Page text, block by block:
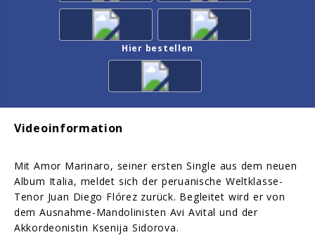
Hier bestellen
Videoinformation
Mit Amor Marinaro, seiner ersten Single aus dem neuen
Album Italia, meldet sich der peruanische Weltklasse-
Tenor Juan Diego Flórez zurück. Begleitet wird er von
dem Ausnahme-Mandolinisten Avi Avital und der
Akkordeonistin Ksenija Sidorova.